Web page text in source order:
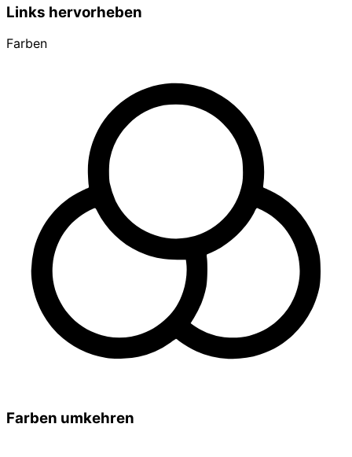
Links hervorheben
Farben
Farben umkehren